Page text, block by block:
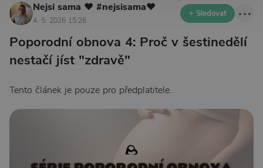
Nejsi sama ❤️ #nejsisama❤️
4. 5. 2026 15:26
+ Sledovat
Poporodní obnova 4: Proč v šestinedělí
nestačí jíst "zdravě"
Tento článek je pouze pro předplatitele.